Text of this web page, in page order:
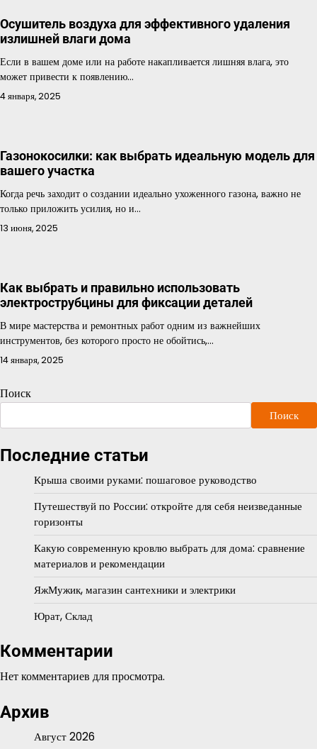
Осушитель воздуха для эффективного удаления
излишней влаги дома
Если в вашем доме или на работе накапливается лишняя влага, это
может привести к появлению…
4 января, 2025
Газонокосилки: как выбрать идеальную модель для
вашего участка
Когда речь заходит о создании идеально ухоженного газона, важно не
только приложить усилия, но и…
13 июня, 2025
Как выбрать и правильно использовать
электрострубцины для фиксации деталей
В мире мастерства и ремонтных работ одним из важнейших
инструментов, без которого просто не обойтись,…
14 января, 2025
Поиск
Поиск
Последние статьи
Крыша своими руками: пошаговое руководство
Путешествуй по России: откройте для себя неизведанные
горизонты
Какую современную кровлю выбрать для дома: сравнение
материалов и рекомендации
ЯжМужик, магазин сантехники и электрики
Юрат, Склад
Комментарии
Нет комментариев для просмотра.
Архив
Август 2026